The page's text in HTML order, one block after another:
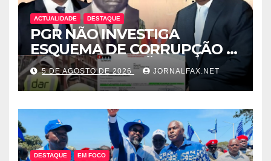
ACTUALIDADE DESTAQUE
PGR NÃO INVESTIGA
ESQUEMA DE CORRUPÇÃO E
SAQUE DE MILHÕES DO
ESTADO QUE ENVOLVE
ÓSCAR TITO CARDOSO
FERNANDES PROTEGIDO
POR EDELTRUDES COSTA
5 DE AGOSTO DE 2026 JORNALFAX.NET
DESTAQUE EM FOCO